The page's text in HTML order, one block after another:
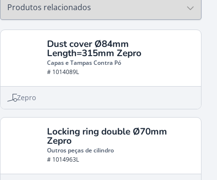
Dust cover Ø84mm
Length=315mm Zepro
Capas e Tampas Contra Pó
# 1014089L
Zepro
Locking ring double Ø70mm
Zepro
Outros peças de cilindro
# 1014963L